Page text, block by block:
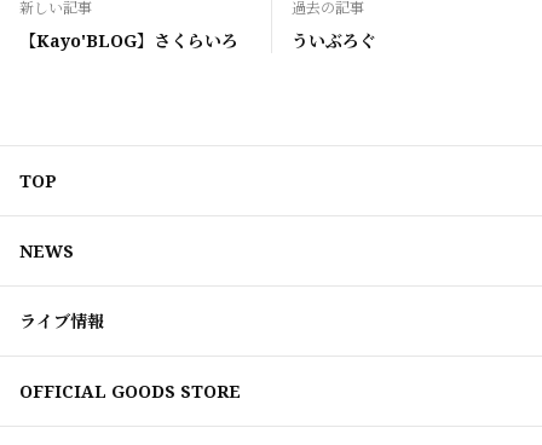
新しい記事
【Kayo'BLOG】さくらいろ
過去の記事
ういぶろぐ
TOP
NEWS
ライブ情報
OFFICIAL GOODS STORE